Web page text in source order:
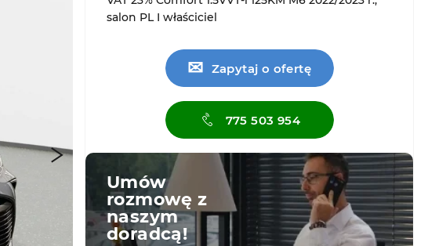
salon PL I właściciel
✉ Zapytaj o ofertę
775 503 954
Umów
rozmowę z
naszym
doradcą!